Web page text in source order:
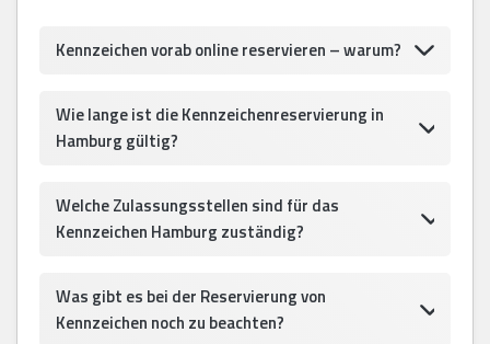
Kennzeichen vorab online reservieren – warum?
Wie lange ist die Kennzeichenreservierung in
Hamburg gültig?
Welche Zulassungsstellen sind für das
Kennzeichen Hamburg zuständig?
Was gibt es bei der Reservierung von
Kennzeichen noch zu beachten?